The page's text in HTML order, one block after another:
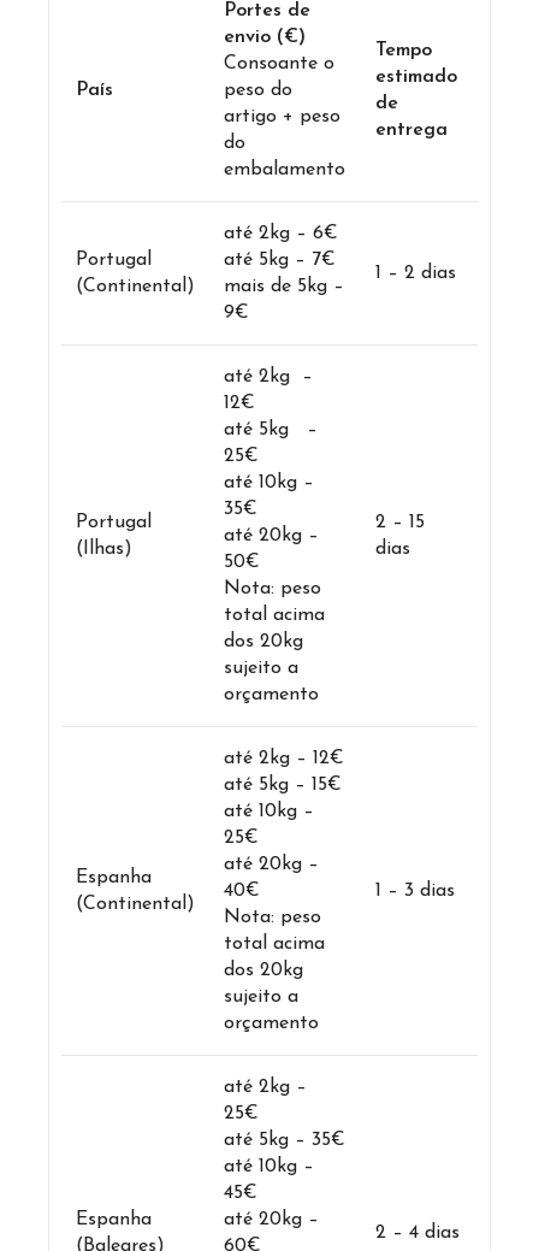
País
Portes de
envio (€)
Consoante o
peso do
artigo + peso
do
embalamento
Tempo
estimado
de
entrega
Portugal
(Continental)
até 2kg – 6€
até 5kg – 7€
mais de 5kg –
9€
1 – 2 dias
Portugal
(Ilhas)
até 2kg –
12€
até 5kg –
25€
até 10kg –
35€
até 20kg –
50€
Nota: peso
total acima
dos 20kg
sujeito a
orçamento
2 – 15
dias
Espanha
(Continental)
até 2kg – 12€
até 5kg – 15€
até 10kg –
25€
até 20kg –
40€
Nota: peso
total acima
dos 20kg
sujeito a
orçamento
1 – 3 dias
Espanha
(Baleares)
até 2kg –
25€
até 5kg – 35€
até 10kg –
45€
até 20kg –
60€
2 – 4 dias